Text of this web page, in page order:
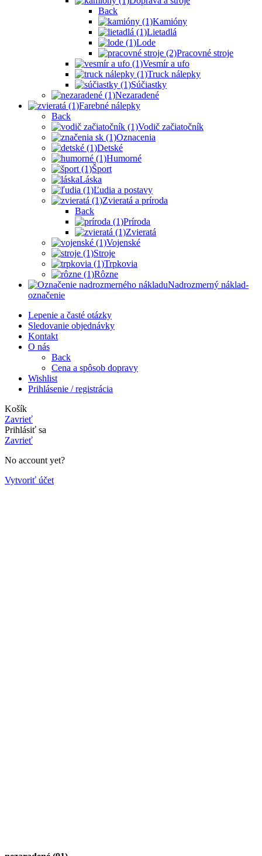
Back
Kamióny
Lietadlá
Lode
Pracovné stroje
Vesmír a ufo
Truck nálepky
Súčiastky
Nezaradené
Farebné nálepky
Back
Vodič začiatočník
Oznacenia
Detské
Humorné
Šport
Láska
Ľudia a postavy
Zvieratá a príroda
Back
Príroda
Zvieratá
Vojenské
Stroje
Trpkovia
Rôzne
Nadrozmerný náklad-
označenie
Lepenie a časté otázky
Sledovanie objednávky
Kontakt
O nás
Back
Cena a spôsob dopravy
Wishlist
Prihlásenie / registrácia
Košík
Zavrieť
Prihlásiť sa
Zavrieť
No account yet?
Vytvoriť účet